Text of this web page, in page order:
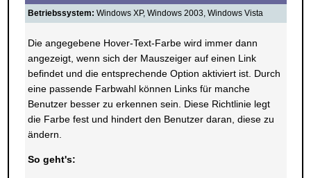
Betriebssystem: Windows XP, Windows 2003, Windows Vista
Die angegebene Hover-Text-Farbe wird immer dann
angezeigt, wenn sich der Mauszeiger auf einen Link
befindet und die entsprechende Option aktiviert ist. Durch
eine passende Farbwahl können Links für manche
Benutzer besser zu erkennen sein. Diese Richtlinie legt
die Farbe fest und hindert den Benutzer daran, diese zu
ändern.
So geht's: